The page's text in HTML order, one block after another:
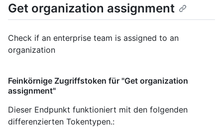
Get organization assignment
Check if an enterprise team is assigned to an
organization
Feinkörnige Zugriffstoken für "Get organization
assignment"
Dieser Endpunkt funktioniert mit den folgenden
differenzierten Tokentypen.: